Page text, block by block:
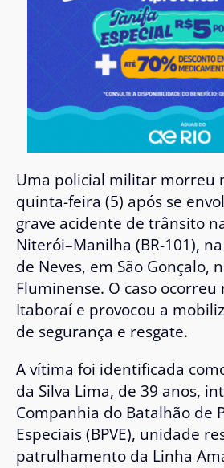
Uma policial militar morreu
quinta-feira (5) após se
grave acidente de trânsito
Niterói–Manilha (BR-101),
de Neves, em São Gonçalo,
Fluminense. O caso
Itaboraí e provocou a
de segurança e resgate.
A vítima foi identificada
da Silva Lima, de 39 anos,
Companhia do Batalhão de
Especiais (BPVE), unidade
patrulhamento da Linha